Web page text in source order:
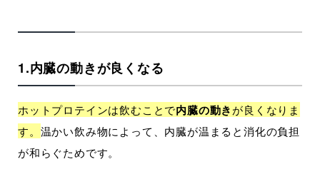
1.内臓の動きが良くなる
ホットプロテインは飲むことで内臓の動きが良くなりま
す。 温かい飲み物によって、内臓が温まると消化の負担
が和らぐためです。